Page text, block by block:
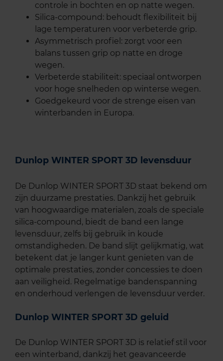
controle in bochten en op natte wegen.
Silica-compound: behoudt flexibiliteit bij
lage temperaturen voor verbeterde grip.
Asymmetrisch profiel: zorgt voor een
balans tussen grip op natte en droge
wegen.
Verbeterde stabiliteit: speciaal ontworpen
voor hoge snelheden op winterse wegen.
Goedgekeurd voor de strenge eisen van
winterbanden in Europa.
Dunlop WINTER SPORT 3D levensduur
De Dunlop WINTER SPORT 3D staat bekend om
zijn duurzame prestaties. Dankzij het gebruik
van hoogwaardige materialen, zoals de speciale
silica-compound, biedt de band een lange
levensduur, zelfs bij gebruik in koude
omstandigheden. De band slijt gelijkmatig, wat
betekent dat je langer kunt genieten van de
optimale prestaties, zonder concessies te doen
aan veiligheid. Regelmatige bandenspanning
en onderhoud verlengen de levensduur verder.
Dunlop WINTER SPORT 3D geluid
De Dunlop WINTER SPORT 3D is relatief stil voor
een winterband, dankzij het geavanceerde